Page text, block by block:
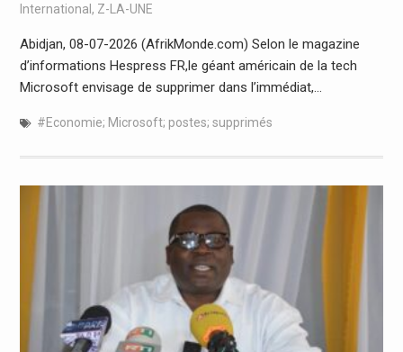
International , Z-LA-UNE
Abidjan, 08-07-2026 (AfrikMonde.com) Selon le magazine
d’informations Hespress FR,le géant américain de la tech
Microsoft envisage de supprimer dans l’immédiat,…
#Economie; Microsoft; postes; supprimés